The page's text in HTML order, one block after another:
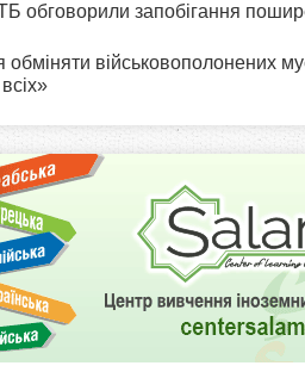
обговорили запобігання
обміняти військовополонених